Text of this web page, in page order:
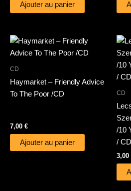
Ajouter au panier
CD
Haymarket – Friendly Advice
To The Poor /CD
7,00 €
Ajouter au panier
CD
/10
/ CD
3,00